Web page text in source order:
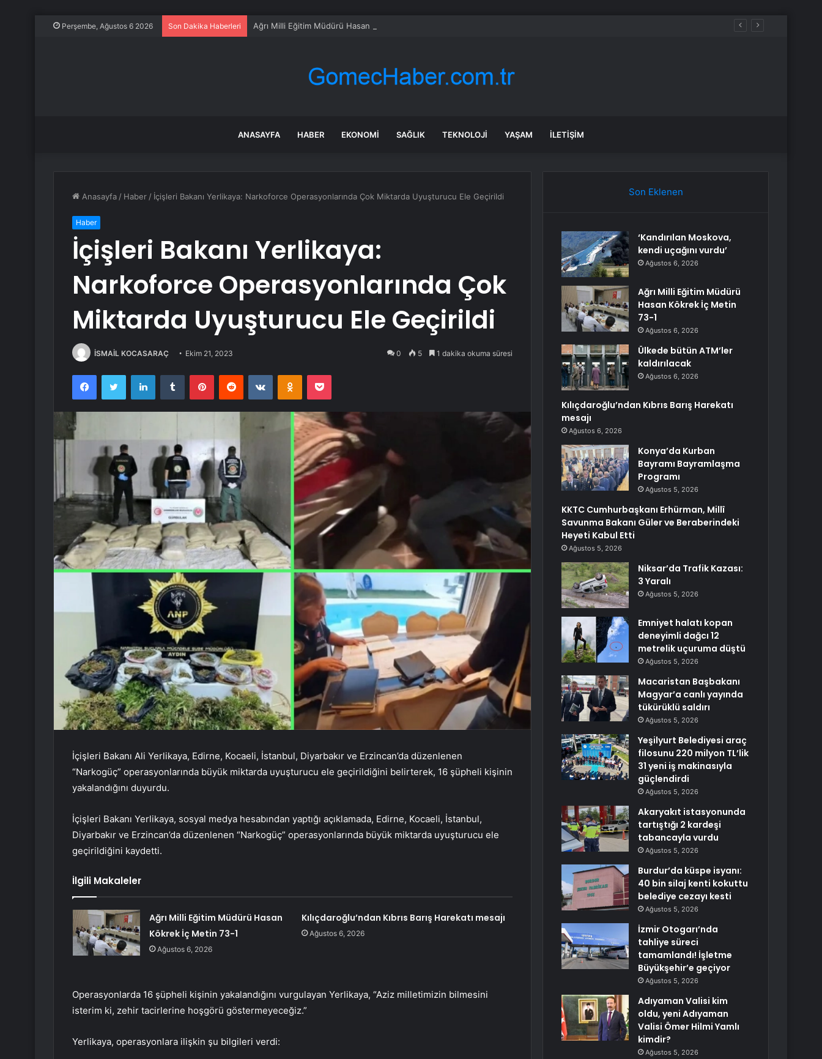
Perşembe, Ağustos 6 2026 Son Dakika Haberleri Ağrı Milli Eğitim Müdürü Hasan Kökrek İç Metin 73-1
ANASAYFA HABER EKONOMI SAĞLIK TEKNOLOJI YAŞAM İLETIŞIM
Anasayfa / Haber / İçişleri Bakanı Yerlikaya: Narkoforce Operasyonlarında Çok Miktarda Uyuşturucu Ele Geçirildi
Haber
İçişleri Bakanı Yerlikaya:
Narkoforce Operasyonlarında Çok
Miktarda Uyuşturucu Ele Geçirildi
İSMAİL KOCASARAÇ Ekim 21, 2023 0 5 1 dakika okuma süresi
FacebookTwitter LinkedInTumblr PinterestReddit VKontakteOdnoklassniki
Pocket
İçişleri Bakanı Ali Yerlikaya, Edirne, Kocaeli, İstanbul, Diyarbakır ve Erzincan’da düzenlenen
“Narkogüç” operasyonlarında büyük miktarda uyuşturucu ele geçirildiğini belirterek, 16 şüpheli kişinin
yakalandığını duyurdu.
İçişleri Bakanı Yerlikaya, sosyal medya hesabından yaptığı açıklamada, Edirne, Kocaeli, İstanbul,
Diyarbakır ve Erzincan’da düzenlenen “Narkogüç” operasyonlarında büyük miktarda uyuşturucu ele
geçirildiğini kaydetti.
İlgili Makaleler
Ağrı Milli Eğitim Müdürü Hasan
Kökrek İç Metin 73-1
Ağustos 6, 2026
Kılıçdaroğlu’ndan Kıbrıs Barış Harekatı mesajı
Ağustos 6, 2026
Operasyonlarda 16 şüpheli kişinin yakalandığını vurgulayan Yerlikaya, “Aziz milletimizin bilmesini
isterim ki, zehir tacirlerine hoşgörü göstermeyeceğiz.”
Yerlikaya, operasyonlara ilişkin şu bilgileri verdi:
Son Eklenen
‘Kandırılan Moskova,
kendi uçağını vurdu’
Ağustos 6, 2026
Ağrı Milli Eğitim Müdürü
Hasan Kökrek İç Metin
73-1
Ağustos 6, 2026
Ülkede bütün ATM’ler
kaldırılacak
Ağustos 6, 2026
Kılıçdaroğlu’ndan Kıbrıs Barış Harekatı
mesajı
Ağustos 6, 2026
Konya’da Kurban
Bayramı Bayramlaşma
Programı
Ağustos 5, 2026
KKTC Cumhurbaşkanı Erhürman, Millî
Savunma Bakanı Güler ve Beraberindeki
Heyeti Kabul Etti
Ağustos 5, 2026
Niksar’da Trafik Kazası:
3 Yaralı
Ağustos 5, 2026
Emniyet halatı kopan
deneyimli dağcı 12
metrelik uçuruma düştü
Ağustos 5, 2026
Macaristan Başbakanı
Magyar’a canlı yayında
tükürüklü saldırı
Ağustos 5, 2026
Yeşilyurt Belediyesi araç
filosunu 220 milyon TL’lik
31 yeni iş makinasıyla
güçlendirdi
Ağustos 5, 2026
Akaryakıt istasyonunda
tartıştığı 2 kardeşi
tabancayla vurdu
Ağustos 5, 2026
Burdur’da küspe isyanı:
40 bin silaj kenti kokuttu
belediye cezayı kesti
Ağustos 5, 2026
İzmir Otogarı’nda
tahliye süreci
tamamlandı! İşletme
Büyükşehir’e geçiyor
Ağustos 5, 2026
Adıyaman Valisi kim
oldu, yeni Adıyaman
Valisi Ömer Hilmi Yamlı
kimdir?
Ağustos 5, 2026